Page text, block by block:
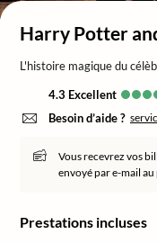
Harry Potter
L'histoire magique du
4.3
excellent
Besoin d’aide ?
Vous recevrez vos
envoyé par e-mail
Prestations incluses